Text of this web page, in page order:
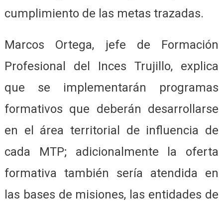
cumplimiento de las metas trazadas.
Marcos Ortega, jefe de Formación
Profesional del Inces Trujillo, explica
que se implementarán programas
formativos que deberán desarrollarse
en el área territorial de influencia de
cada MTP; adicionalmente la oferta
formativa también sería atendida en
las bases de misiones, las entidades de